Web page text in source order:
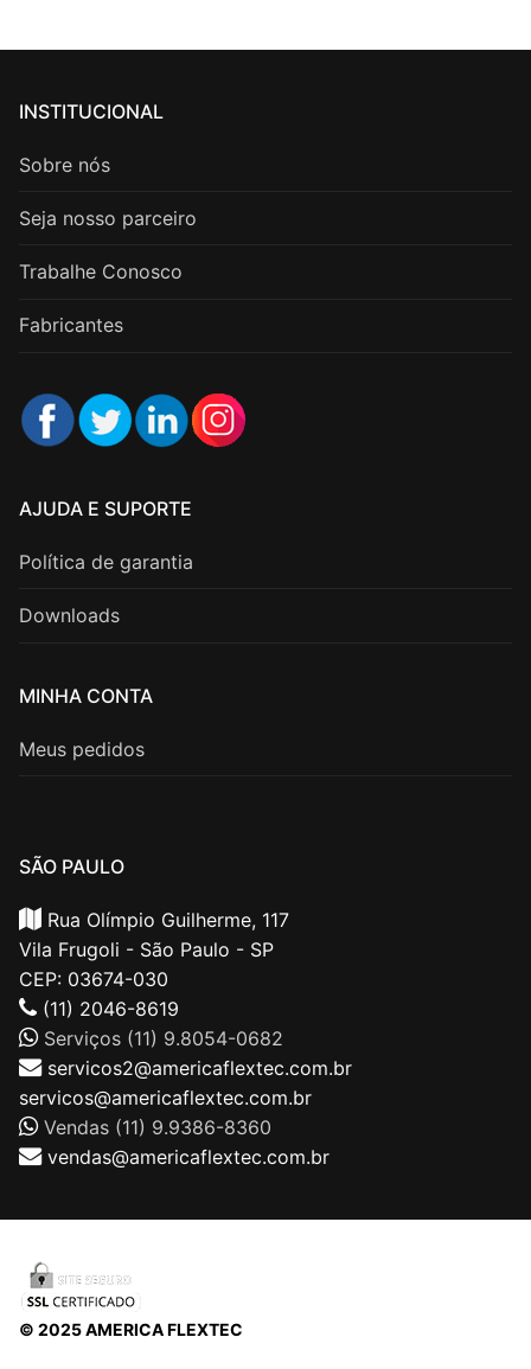
INSTITUCIONAL
Sobre nós
Seja nosso parceiro
Trabalhe Conosco
Fabricantes
AJUDA E SUPORTE
Política de garantia
Downloads
MINHA CONTA
Meus pedidos
SÃO PAULO
Rua Olímpio Guilherme, 117
Vila Frugoli - São Paulo - SP
CEP: 03674-030
(11) 2046-8619
Serviços (11) 9.8054-0682
servicos2@americaflextec.com.br
servicos@americaflextec.com.br
Vendas (11) 9.9386-8360
vendas@americaflextec.com.br
© 2025 AMERICA FLEXTEC